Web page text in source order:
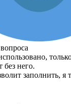
без него.
заполнить,